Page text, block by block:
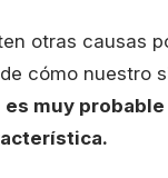
otras causas
cómo nuestro
es muy